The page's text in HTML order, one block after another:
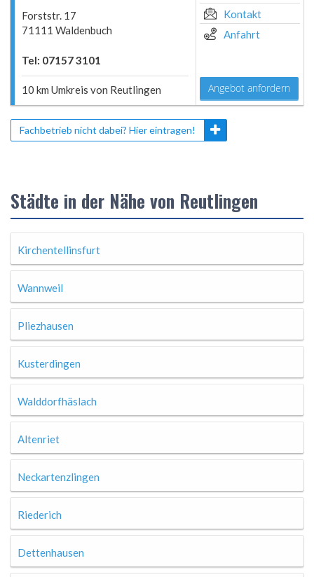
Forststr. 17
71111 Waldenbuch
Tel: 07157 3101
10 km Umkreis von Reutlingen
Kontakt
Anfahrt
Angebot anfordern
Fachbetrieb nicht dabei? Hier eintragen!
Städte in der Nähe von Reutlingen
Kirchentellinsfurt
Wannweil
Pliezhausen
Kusterdingen
Walddorfhäslach
Altenriet
Neckartenzlingen
Riederich
Dettenhausen